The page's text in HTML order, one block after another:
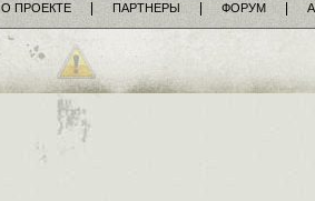
О ПРОЕКТЕ ПАРТНЕРЫ ФОРУМ